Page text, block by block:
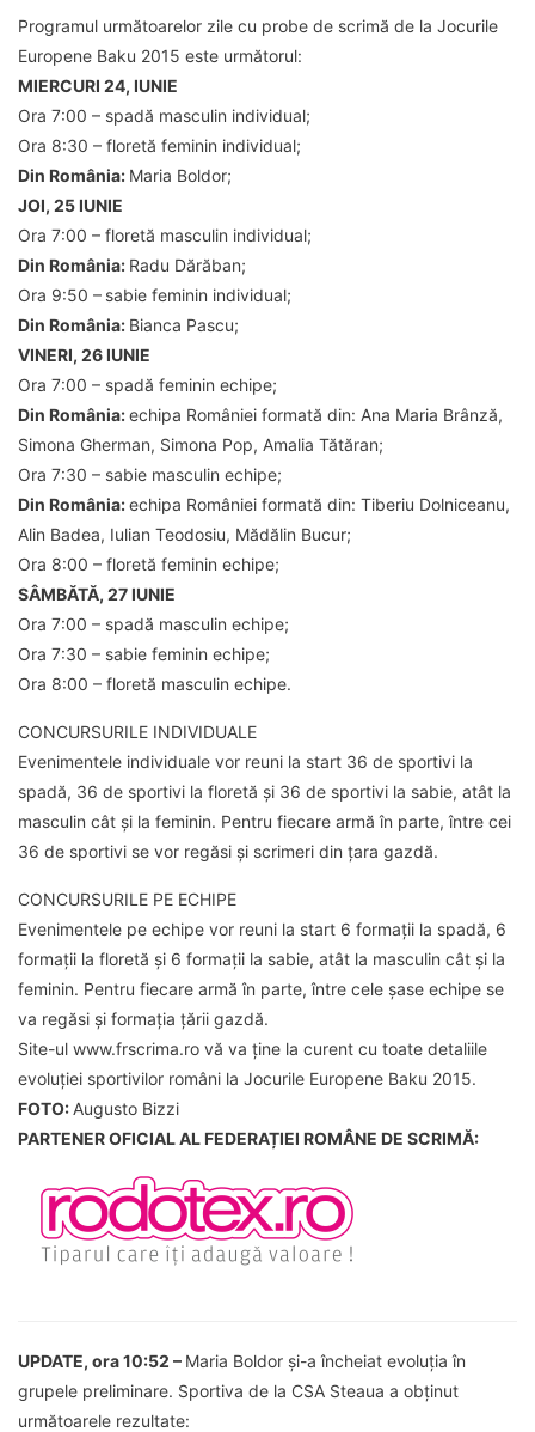
Programul următoarelor zile cu probe de scrimă de la Jocurile
Europene Baku 2015 este următorul:
MIERCURI 24, IUNIE
Ora 7:00 – spadă masculin individual;
Ora 8:30 – floretă feminin individual;
Din România: Maria Boldor;
JOI, 25 IUNIE
Ora 7:00 – floretă masculin individual;
Din România: Radu Dărăban;
Ora 9:50 – sabie feminin individual;
Din România: Bianca Pascu;
VINERI, 26 IUNIE
Ora 7:00 – spadă feminin echipe;
Din România:echipa României formată din: Ana Maria Brânză,
Simona Gherman, Simona Pop, Amalia Tătăran;
Ora 7:30 – sabie masculin echipe;
Din România:echipa României formată din: Tiberiu Dolniceanu,
Alin Badea, Iulian Teodosiu, Mădălin Bucur;
Ora 8:00 – floretă feminin echipe;
SÂMBĂTĂ, 27 IUNIE
Ora 7:00 – spadă masculin echipe;
Ora 7:30 – sabie feminin echipe;
Ora 8:00 – floretă masculin echipe.
CONCURSURILE INDIVIDUALE
Evenimentele individuale vor reuni la start 36 de sportivi la
spadă, 36 de sportivi la floretă și 36 de sportivi la sabie, atât la
masculin cât și la feminin. Pentru fiecare armă în parte, între cei
36 de sportivi se vor regăsi și scrimeri din țara gazdă.
CONCURSURILE PE ECHIPE
Evenimentele pe echipe vor reuni la start 6 formații la spadă, 6
formații la floretă și 6 formații la sabie, atât la masculin cât și la
feminin. Pentru fiecare armă în parte, între cele șase echipe se
va regăsi și formația țării gazdă.
Site-ul www.frscrima.ro vă va ține la curent cu toate detaliile
evoluției sportivilor români la Jocurile Europene Baku 2015.
FOTO: Augusto Bizzi
PARTENER OFICIAL AL FEDERAȚIEI ROMÂNE DE SCRIMĂ:
UPDATE, ora 10:52 – Maria Boldor și-a încheiat evoluția în
grupele preliminare. Sportiva de la CSA Steaua a obținut
următoarele rezultate: